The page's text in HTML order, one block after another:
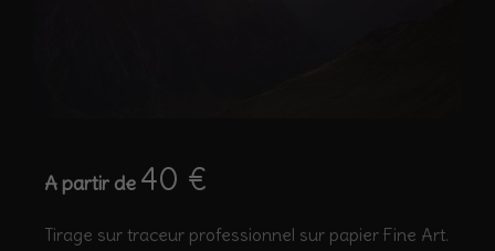
A partir de 40 €
Tirage sur traceur professionnel sur papier Fine Art.